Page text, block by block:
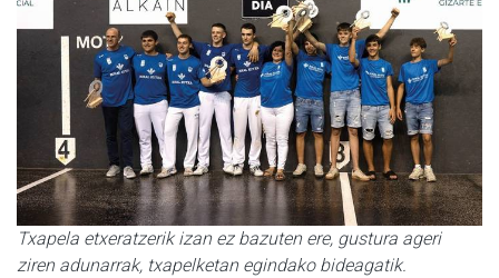
Txapela etxeratzerik izan ez bazuten ere, gustura ageri
ziren adunarrak, txapelketan egindako bideagatik.